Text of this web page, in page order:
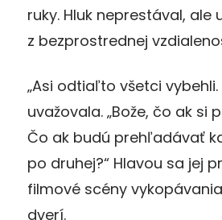
ruky. Hluk neprestával, ale
z bezprostrednej
„Asi odtiaľto všetci vybehli.
uvažovala. „Bože, čo ak si
Čo ak budú prehľadávať
po druhej?“ Hlavou sa jej
filmové scény
dverí.